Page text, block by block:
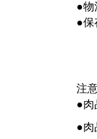
●物
●保
注
●肉
●肉